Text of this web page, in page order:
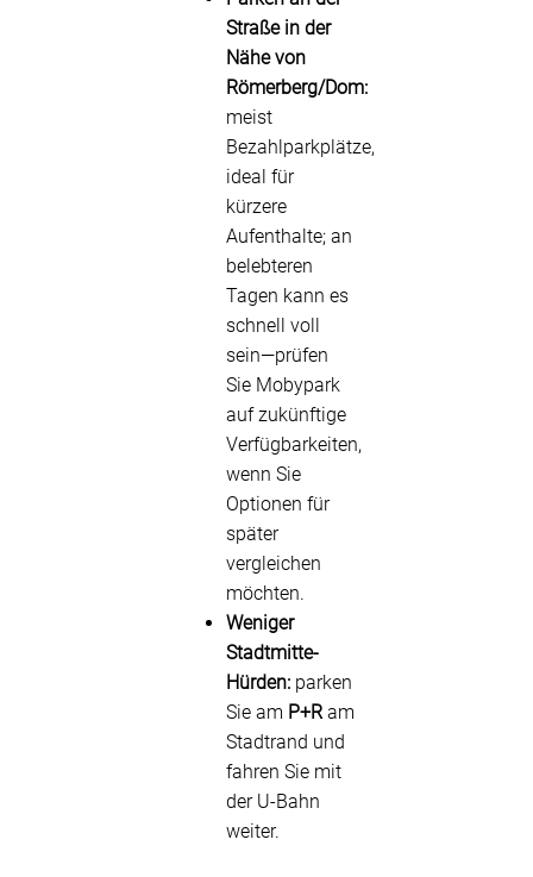
Straße in der
Nähe von
Römerberg/Dom:
meist
Bezahlparkplätze,
ideal für
kürzere
Aufenthalte; an
belebteren
Tagen kann es
schnell voll
sein—prüfen
Sie Mobypark
auf zukünftige
Verfügbarkeiten,
wenn Sie
Optionen für
später
vergleichen
möchten.
Weniger
Stadtmitte-
Hürden: parken
Sie am P+R am
Stadtrand und
fahren Sie mit
der U-Bahn
weiter.